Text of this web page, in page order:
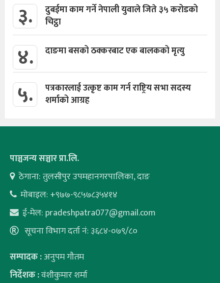
३.
दुबईमा काम गर्ने नेपाली युवाले जिते ३५ करोडको
चिट्ठा
४. दाङमा बसको ठक्करबाट एक बालकको मृत्यु
५.
पत्रकारलाई उत्कृष्ट काम गर्न राष्ट्रिय सभा सदस्य
शर्माको आग्रह
पाञ्चजन्य सञ्चार प्रा.लि.
ठेगाना: तुलसीपुर उपमहानगरपालिका, दाङ
मोबाइल: +९७७-९८५७८३५४१४
ई-मेल: pradeshpatra077@gmail.com
सूचना विभाग दर्ता नं: ३६८४-०७९/८०
सम्पादक :अनुपम गौतम
निर्देशक :वंशीकुमार शर्मा